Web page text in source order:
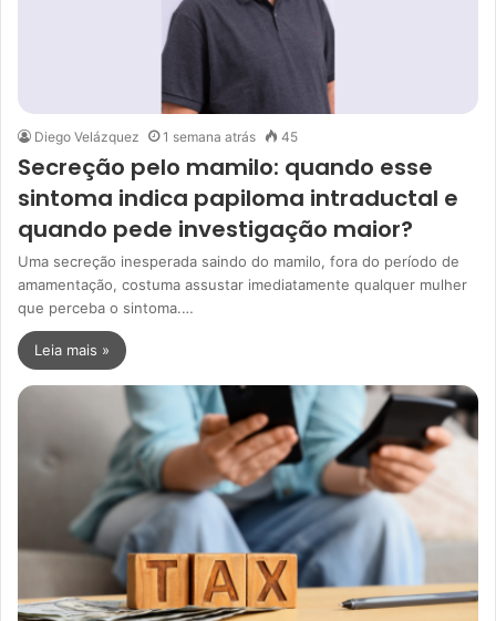
Diego Velázquez 1 semana atrás 45
Secreção pelo mamilo: quando esse
sintoma indica papiloma intraductal e
quando pede investigação maior?
Uma secreção inesperada saindo do mamilo, fora do período de
amamentação, costuma assustar imediatamente qualquer mulher
que perceba o sintoma.…
Leia mais »